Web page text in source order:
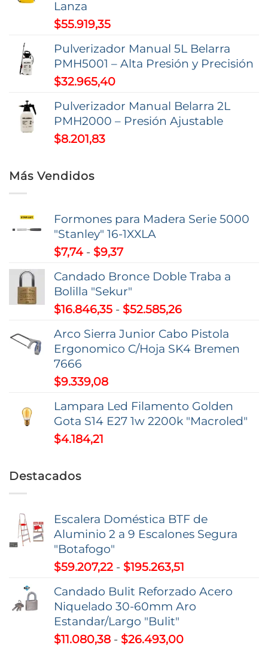
Lanza
$55.919,35
Pulverizador Manual 5L Belarra
PMH5001 – Alta Presión y Precisión
$32.965,40
Pulverizador Manual Belarra 2L
PMH2000 – Presión Ajustable
$8.201,83
Más Vendidos
Formones para Madera Serie 5000
"Stanley" 16-1XXLA
$7,74 - $9,37Rango
precios:
desde
$7,74
hasta
$9,37
Candado Bronce Doble Traba a
Bolilla "Sekur"
$16.846,35 - $52.585,26Rango
precios:
desde
$52.585,26
Arco Sierra Junior Cabo Pistola
Ergonomico C/Hoja SK4 Bremen
7666
$9.339,08
Lampara Led Filamento Golden
Gota S14 E27 1w 2200k "Macroled"
$4.184,21
Destacados
Escalera Doméstica BTF de
Aluminio 2 a 9 Escalones Segura
"Botafogo"
$59.207,22 - $195.263,51
precios:
desde
Candado Bulit Reforzado Acero
Niquelado 30-60mm Aro
Estandar/Largo "Bulit"
$11.080,38 - $26.493,00Rango